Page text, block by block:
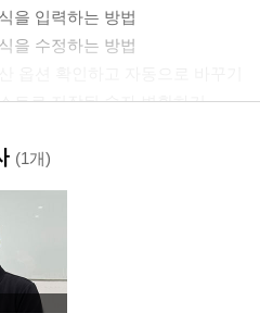
을 입력하는 방법
을 수정하는 방법
트로 저장된 숫자 변환하기
연산자를 활용해 판매실적 자료
트 연결 연산자를 활용해 판매실
드카드로 텍스트 찾아서 개수 구
표시하기
대참조, 혼합참조
참조가 포함된 수식을 행 방향으
(1개)